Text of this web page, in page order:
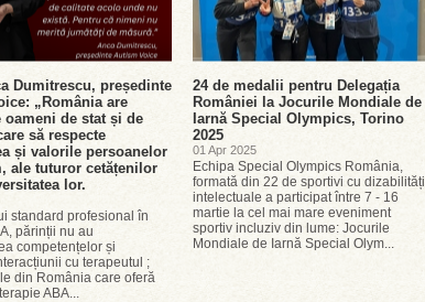
Dumitrescu, președinte
„România are
oameni de stat și de
să respecte
și valorile persoanelor
ale tuturor cetățenilor
lor.
standard profesional în
părinții nu au
competențelor și
cu terapeutul ;
din România care oferă
ABA...
24 de medalii pentru Delegația
României la Jocurile Mondiale de
Iarnă Special Olympics, Torino
2025
01 Apr 2025
Echipa Special Olympics România,
formată din 22 de sportivi cu dizabilități
intelectuale a participat între 7 - 16
martie la cel mai mare eveniment
sportiv incluziv din lume: Jocurile
Mondiale de Iarnă Special Olym...